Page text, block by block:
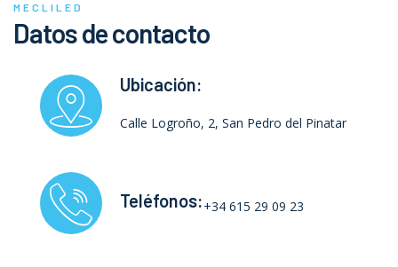
MECLILED
Datos de contacto
Ubicación:
Calle Logroño, 2, San Pedro del Pinatar
Teléfonos:+34 615 29 09 23